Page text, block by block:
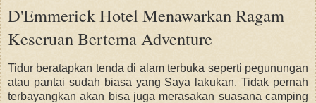
D'Emmerick Hotel Menawarkan Ragam
Keseruan Bertema Adventure
Tidur beratapkan tenda di alam terbuka seperti pegunungan
atau pantai sudah biasa yang Saya lakukan. Tidak pernah
terbayangkan akan bisa juga merasakan suasana camping